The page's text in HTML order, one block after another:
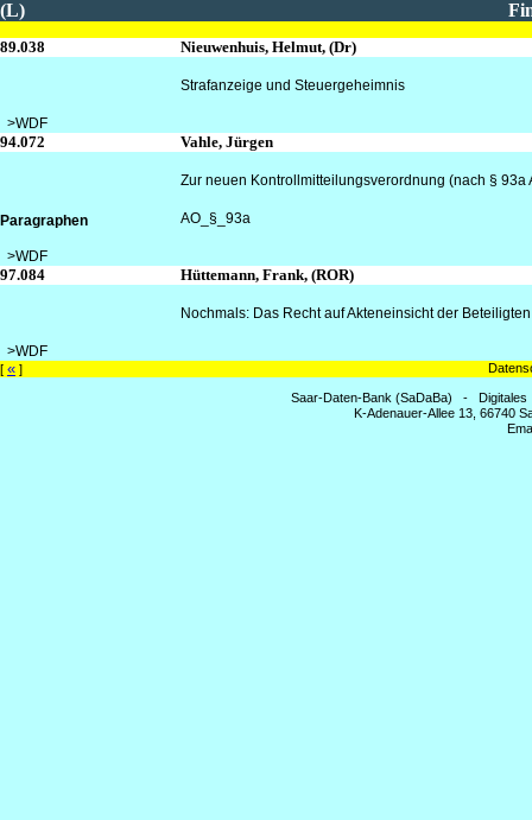
(L)
89.038 Nieuwenhuis, Helmut, (Dr)
Strafanzeige und Steuergeheimnis
>WDF
94.072 Vahle, Jürgen
Zur neuen Kontrollmitteilungsverordnung (nach § 93a
Paragraphen AO_§_93a
>WDF
97.084 Hüttemann, Frank, (ROR)
Nochmals: Das Recht auf Akteneinsicht der
>WDF
[ « ]
Saar-Daten-Bank (SaDaBa) -
K-Adenauer-Allee 13, 66740